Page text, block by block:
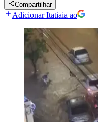
Compartilhar
Adicionar Itatiaia ao